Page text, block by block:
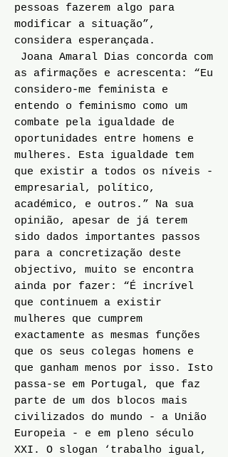
pessoas fazerem algo para
modificar a situação”,
considera esperançada.
Joana Amaral Dias concorda com
as afirmações e acrescenta: “Eu
considero-me feminista e
entendo o feminismo como um
combate pela igualdade de
oportunidades entre homens e
mulheres. Esta igualdade tem
que existir a todos os níveis -
empresarial, político,
académico, e outros.” Na sua
opinião, apesar de já terem
sido dados importantes passos
para a concretização deste
objectivo, muito se encontra
ainda por fazer: “É incrível
que continuem a existir
mulheres que cumprem
exactamente as mesmas funções
que os seus colegas homens e
que ganham menos por isso. Isto
passa-se em Portugal, que faz
parte de um dos blocos mais
civilizados do mundo - a União
Europeia - e em pleno século
XXI. O slogan ‘trabalho igual,